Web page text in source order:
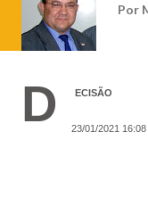
Por
D ECISÃO
23/01/2021 16:08